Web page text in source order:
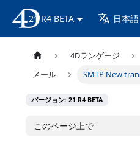
4D ドキュメンテーショ
21 R4 BETA 日本語
4Dランゲージ
メール
SMTP New
バージョン: 21 R4 BETA
このページ上で